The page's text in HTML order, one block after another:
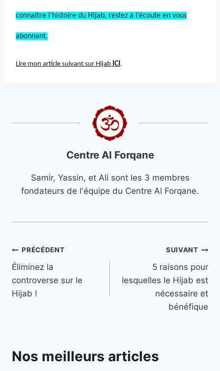
connaître l’histoire du Hijab, restez à l’écoute en vous
abonnant.
Lire mon article suivant sur Hijab ICI .
Centre Al Forqane
Samir, Yassin, et Ali sont les 3 membres
fondateurs de l'équipe du Centre Al Forqane.
Navigation
de
l’article
PRÉCÉDENT
Éliminez la
controverse sur le
Hijab !
SUIVANT
5 raisons pour
lesquelles le Hijab est
nécessaire et
bénéfique
Nos meilleurs articles